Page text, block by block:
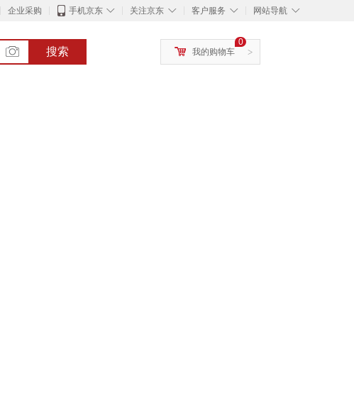
企业采购 ◇
手机京东 ◇
关注京东 ◇
客户服务 ◇
网站导航
搜索 >
0
我的购物车